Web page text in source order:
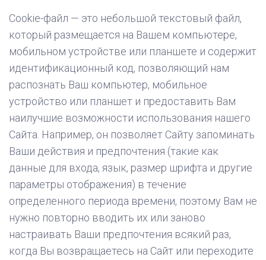
Cookie-файл — это небольшой текстовый файл,
который размещается на Вашем компьютере,
мобильном устройстве или планшете и содержит
идентификационный код, позволяющий нам
распознать Ваш компьютер, мобильное
устройство или планшет и предоставить Вам
наилучшие возможности использования нашего
Сайта. Например, он позволяет Сайту запоминать
Ваши действия и предпочтения (такие как
данные для входа, язык, размер шрифта и другие
параметры отображения) в течение
определенного периода времени, поэтому Вам не
нужно повторно вводить их или заново
настраивать Ваши предпочтения всякий раз,
когда Вы возвращаетесь на Сайт или переходите